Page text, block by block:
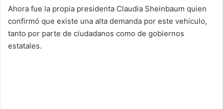
Ahora fue la propia presidenta Claudia Sheinbaum quien
confirmó que existe una alta demanda por este vehículo,
tanto por parte de ciudadanos como de gobiernos
estatales.